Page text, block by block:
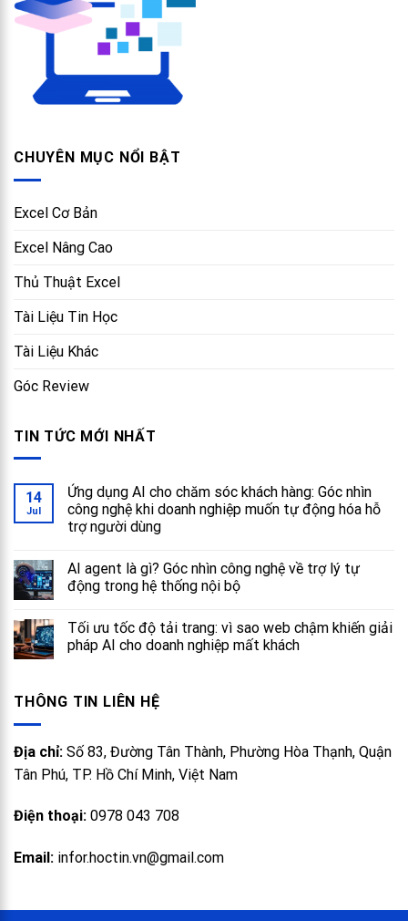
CHUYÊN MỤC NỔI BẬT
Excel Cơ Bản
Excel Nâng Cao
Thủ Thuật Excel
Tài Liệu Tin Học
Tài Liệu Khác
Góc Review
TIN TỨC MỚI NHẤT
14
Jul
Ứng dụng AI cho chăm sóc khách hàng: Góc nhìn
công nghệ khi doanh nghiệp muốn tự động hóa hỗ
trợ người dùng
AI agent là gì? Góc nhìn công nghệ về trợ lý tự
động trong hệ thống nội bộ
Tối ưu tốc độ tải trang: vì sao web chậm khiến giải
pháp AI cho doanh nghiệp mất khách
THÔNG TIN LIÊN HỆ
Địa chỉ: Số 83, Đường Tân Thành, Phường Hòa Thạnh, Quận
Tân Phú, TP. Hồ Chí Minh, Việt Nam
Điện thoại: 0978 043 708
Email: infor.hoctin.vn@gmail.com